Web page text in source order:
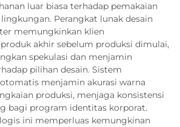
luar biasa terhadap pemakaian
Perangkat lunak desain
memungkinkan klien
akhir sebelum produksi dimulai,
spekulasi dan menjamin
pilihan desain. Sistem
menjamin akurasi warna
produksi, menjaga konsistensi
bagi program identitas korporat.
ini memperluas kemungkinan